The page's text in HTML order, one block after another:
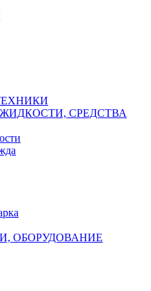
СРЕДСТВА
ОБОРУДОВАНИЕ